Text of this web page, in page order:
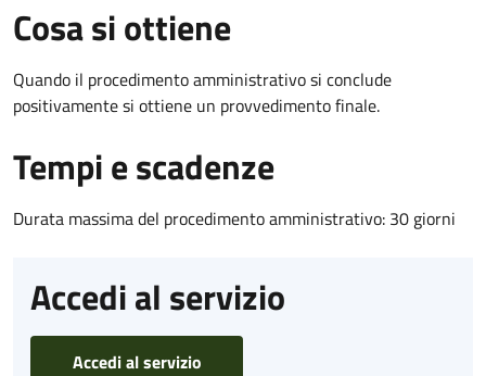
Cosa si ottiene
Quando il procedimento amministrativo si conclude
positivamente si ottiene un provvedimento finale.
Tempi e scadenze
Durata massima del procedimento amministrativo: 30 giorni
Accedi al servizio
Accedi al servizio